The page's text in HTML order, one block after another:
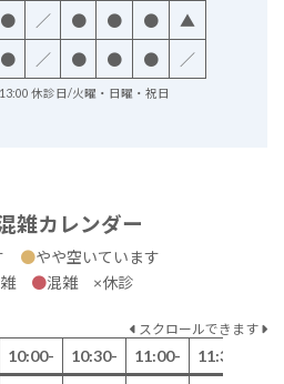
● ／ ● ● ● ▲
● ／ ● ● ● ／
休診日/火曜・日曜・祝日
雑カレンダー
●やや空いています
雑 ●混雑 ×休診
スクロールできます
10:00- 10:30- 11:00- 11:30-